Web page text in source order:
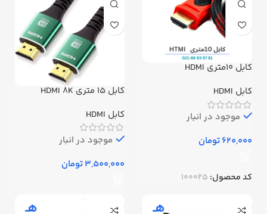
کابل 10متری HDMI
کابل HDMI
موجود در انبار
تومان
کد محصول: 100025
کابل 15 متری HDMI 8K
کابل HDMI
موجود در انبار
تومان